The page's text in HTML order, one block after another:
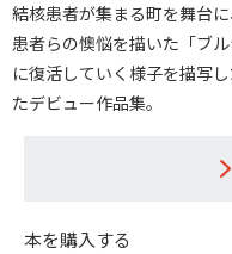
結核患者が集まる町を舞台
患者らの懊悩を描いた「ブ
に復活していく様子を描写
たデビュー作品集。
本を購入する